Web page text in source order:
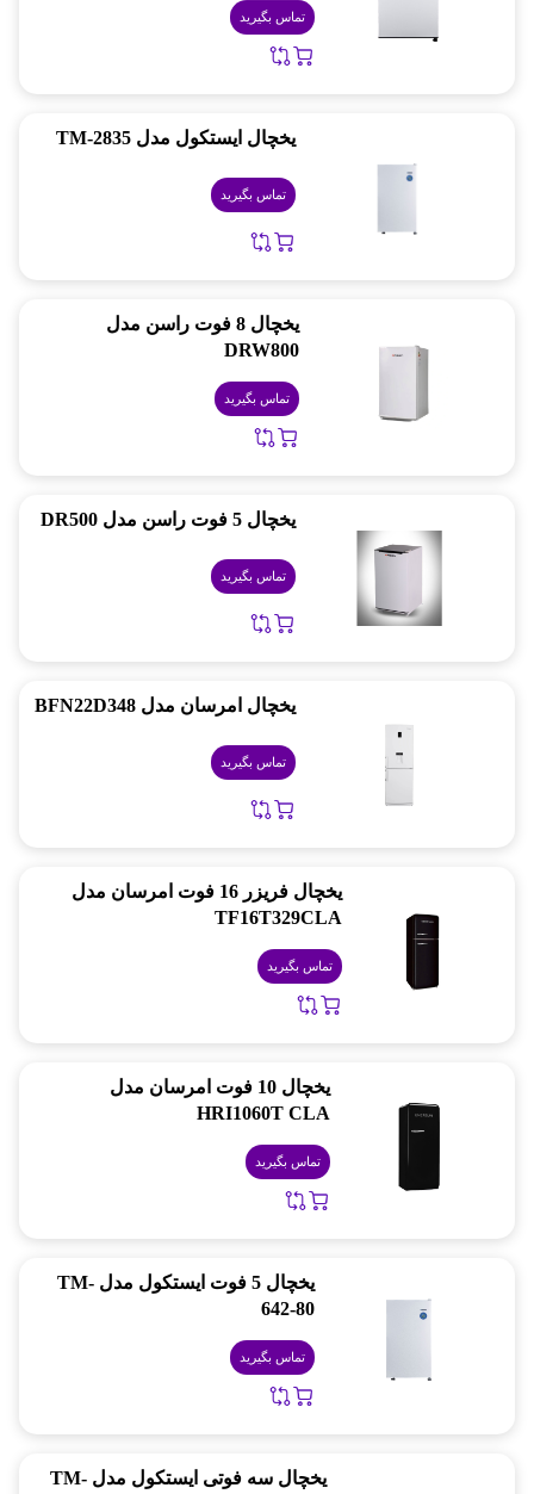
تماس بگیرید
یخچال ایستکول مدل TM-2835
تماس بگیرید
یخچال 8 فوت راسن مدل
DRW800
تماس بگیرید
یخچال 5 فوت راسن مدل DR500
تماس بگیرید
یخچال امرسان مدل BFN22D348
تماس بگیرید
یخچال فریزر 16 فوت امرسان مدل
TF16T329CLA
تماس بگیرید
یخچال 10 فوت امرسان مدل
HRI1060T CLA
تماس بگیرید
یخچال 5 فوت ایستکول مدل TM-
642-80
تماس بگیرید
یخچال سه فوتی ایستکول مدل TM-